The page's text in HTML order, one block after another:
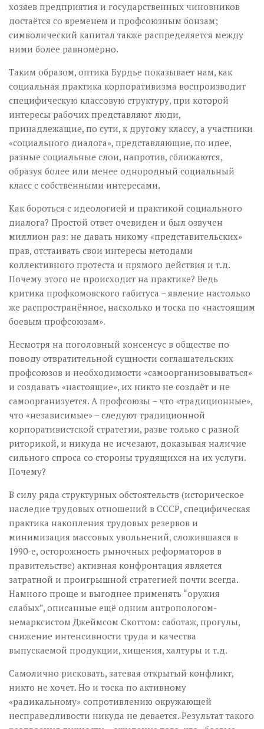
хозяев предприятия и государственных чиновников
достаётся со временем и профсоюзным бонзам;
символический капитал также распределяется между
ними более равномерно.
Таким образом, оптика Бурдье показывает нам, как
социальная практика корпоративизма воспроизводит
специфическую классовую структуру, при которой
интересы рабочих представляют люди,
принадлежащие, по сути, к другому классу, а участники
«социального диалога», представляющие, по идее,
разные социальные слои, напротив, сближаются,
образуя более или менее однородный социальный
класс с собственными интересами.
Как бороться с идеологией и практикой социального
диалога? Простой ответ очевиден и был озвучен
миллион раз: не давать никому «представительских»
прав, отстаивать свои интересы методами
коллективного протеста и прямого действия и т.д.
Почему этого не происходит на практике? Ведь
критика профкомовского габитуса – явление настолько
же распространённое, насколько и тоска по «настоящим
боевым профсоюзам».
Несмотря на поголовный консенсус в обществе по
поводу отвратительной сущности соглашательских
профсоюзов и необходимости «самоорганизовываться»
и создавать «настоящие», их никто не создаёт и не
самоорганизуется. А профсоюзы – что «традиционные»,
что «независимые» – следуют традиционной
корпоративистской стратегии, разве только с разной
риторикой, и никуда не исчезают, доказывая наличие
сильного спроса со стороны трудящихся на их услуги.
Почему?
В силу ряда структурных обстоятельств (историческое
наследие трудовых отношений в СССР, специфическая
практика накопления трудовых резервов и
минимизация массовых увольнений, сложившаяся в
1990-е, осторожность рыночных реформаторов в
правительстве) активная конфронтация является
затратной и проигрышной стратегией почти всегда.
Намного проще и выгоднее применять “оружия
слабых”, описанные ещё одним антропологом-
немарксистом Джеймсом Скоттом: саботаж, прогулы,
снижение интенсивности труда и качества
выпускаемой продукции, хищения, халтуры и т.д.
Самолично рисковать, затевая открытый конфликт,
никто не хочет. Но и тоска по активному
«радикальному» сопротивлению окружающей
несправедливости никуда не девается. Результат такого